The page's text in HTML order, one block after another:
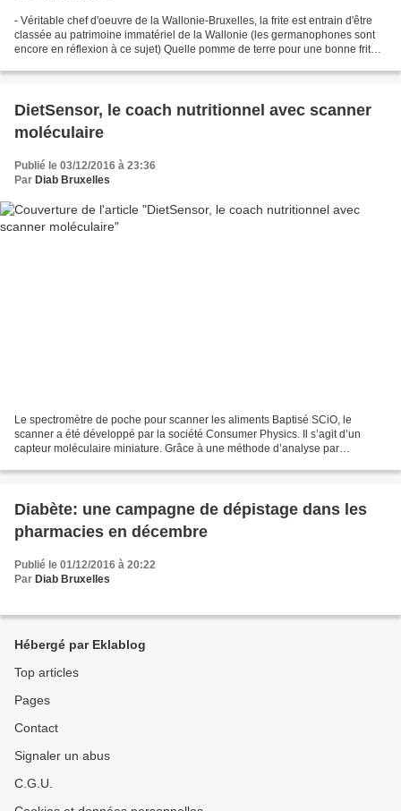
- Véritable chef d'oeuvre de la Wallonie-Bruxelles, la frite est entrain d'être
classée au patrimoine immatériel de la Wallonie (les germanophones sont
encore en réflexion à ce sujet) Quelle pomme de terre pour une bonne frite?
DietSensor, le coach nutritionnel avec scanner
moléculaire
Publié le 03/12/2016 à 23:36
Par Diab Bruxelles
Le spectromètre de poche pour scanner les aliments Baptisé SCiO, le
scanner a été développé par la société Consumer Physics. Il s’agit d’un
capteur moléculaire miniature. Grâce à une méthode d’analyse par
Diabète: une campagne de dépistage dans les
pharmacies en décembre
Publié le 01/12/2016 à 20:22
Par Diab Bruxelles
Hébergé par Eklablog
Top articles
Pages
Contact
Signaler un abus
C.G.U.